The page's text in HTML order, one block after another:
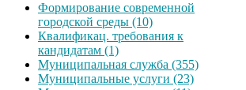
Формирование современной
городской среды (10)
Квалификац. требования к
кандидатам (1)
Муниципальная служба (355)
Муниципальные услуги (23)